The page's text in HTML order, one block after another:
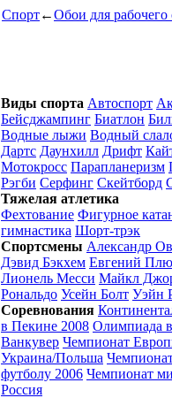
Спорт←Обои для рабочего
Виды спорта Автоспорт
Бейсджампинг Биатлон
Водные лыжи Водный
Дартс Даунхилл Дрифт
Мотокросс Парапланеризм
Рэгби Серфинг Скейтборд
Тяжелая атлетика
Фехтование Фигурное
гимнастика Шорт-трэк
Спортсмены Александр
Дэвид Бэкхем Евгений
Лионель Месси Майкл
Рональдо Усейн Болт Уэйн
Соревнования
в Пекине 2008 Олимпиада
Ванкувер Чемпионат
Украина/Польша
футболу 2006 Чемпионат
Россия